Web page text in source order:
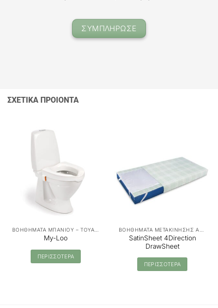
ΣΥΜΠΛΗΡΩΣΕ
ΣΧΕΤΙΚΑ ΠΡΟΙΟΝΤΑ
My-Loo
ΠΕΡΙΣΣΟΤΕΡΑ
SatinSheet 4Direction
DrawSheet
ΠΕΡΙΣΣΟΤΕΡΑ